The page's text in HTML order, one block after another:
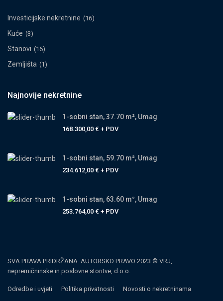
Investicijske nekretnine (16)
Kuće (3)
Stanovi (16)
Zemljišta (1)
Najnovije nekretnine
1-sobni stan, 37.70 m², Umag
168.300,00 €+ PDV
1-sobni stan, 59.70 m², Umag
234.612,00 €+ PDV
1-sobni stan, 63.60 m², Umag
253.764,00 €+ PDV
SVA PRAVA PRIDRŽANA. AUTORSKO PRAVO 2023 © VRJ,
nepremičninske in poslovne storitve, d.o.o.
Odredbe i uvjeti Politika privatnosti Novosti o nekretninama